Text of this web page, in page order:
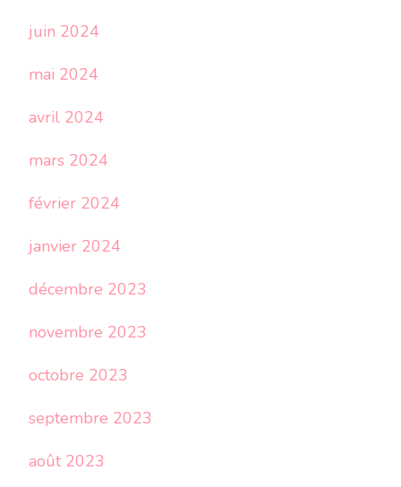
juin 2024
mai 2024
avril 2024
mars 2024
février 2024
janvier 2024
décembre 2023
novembre 2023
octobre 2023
septembre 2023
août 2023